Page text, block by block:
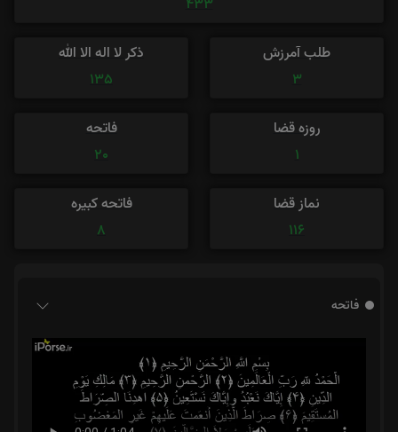
طلب آمرزش
3
ذکر لا اله الا الله
135
روزه قضا
1
فاتحه
20
نماز قضا
116
فاتحه کبیره
8
فاتحه